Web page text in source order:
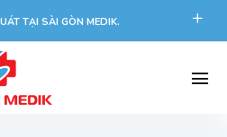
TẠI SÀI GÒN MEDIK.